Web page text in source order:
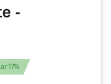
-
17%